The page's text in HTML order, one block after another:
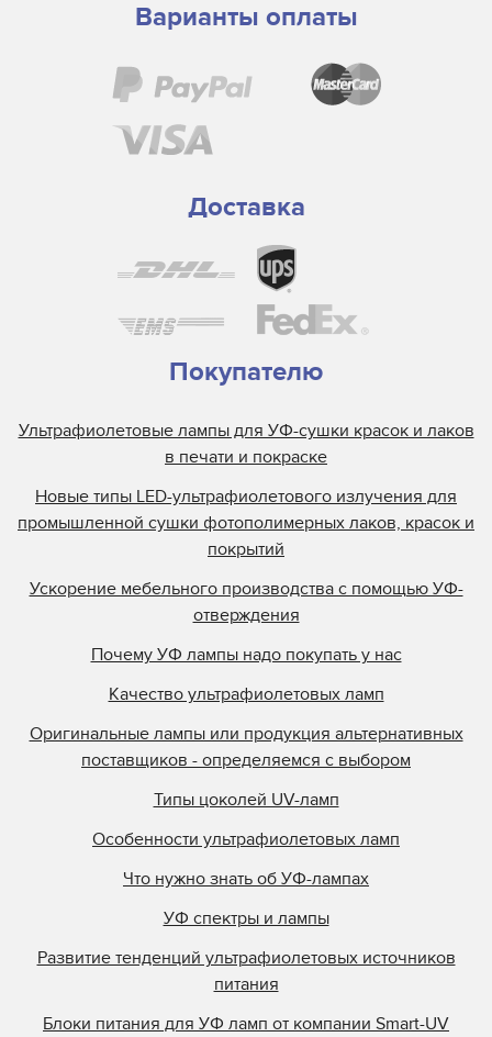
Варианты оплаты
Доставка
Покупателю
Ультрафиолетовые лампы для УФ-сушки красок и лаков
в печати и покраске
Новые типы LED-ультрафиолетового излучения для
промышленной сушки фотополимерных лаков, красок и
покрытий
Ускорение мебельного производства с помощью УФ-
отверждения
Почему УФ лампы надо покупать у нас
Качество ультрафиолетовых ламп
Оригинальные лампы или продукция альтернативных
поставщиков - определяемся с выбором
Типы цоколей UV-ламп
Особенности ультрафиолетовых ламп
Что нужно знать об УФ-лампах
УФ спектры и лампы
Развитие тенденций ультрафиолетовых источников
питания
Блоки питания для УФ ламп от компании Smart-UV